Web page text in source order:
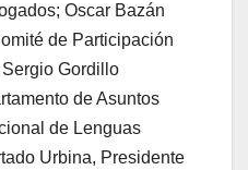
Oscar Bazán
de Participación
Gordillo
de Asuntos
de Lenguas
Urbina, Presidente